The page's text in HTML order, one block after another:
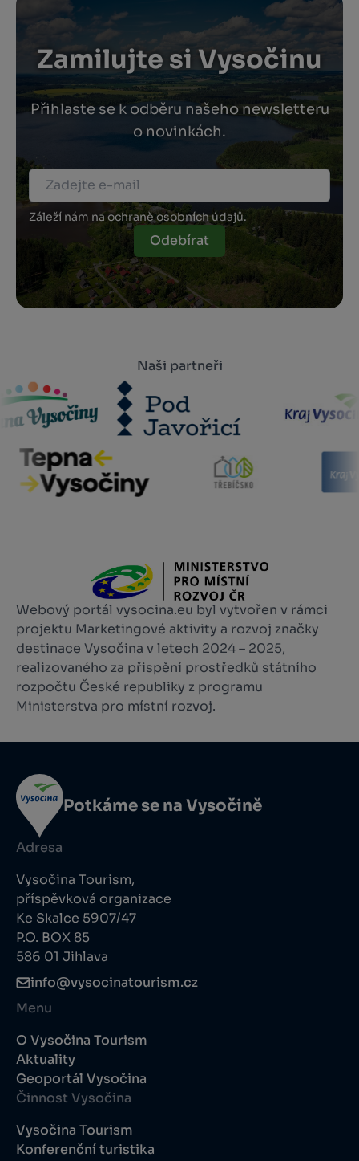
Zamilujte si Vysočinu
Přihlaste se k odběru našeho newsletteru
o novinkách.
Záleží nám na ochraně osobních údajů.
Odebírat
Naši partneři
Webový portál vysocina.eu byl vytvořen v rámci
projektu Marketingové aktivity a rozvoj značky
destinace Vysočina v letech 2024 – 2025,
realizovaného za přispění prostředků státního
rozpočtu České republiky z programu
Ministerstva pro místní rozvoj.
Potkáme se na Vysočině
Adresa
Vysočina Tourism,
příspěvková organizace
Ke Skalce 5907/47
P.O. BOX 85
586 01 Jihlava
info@vysocinatourism.cz
Menu
O Vysočina Tourism
Aktuality
Geoportál Vysočina
Činnost Vysočina
Vysočina Tourism
Konferenční turistika